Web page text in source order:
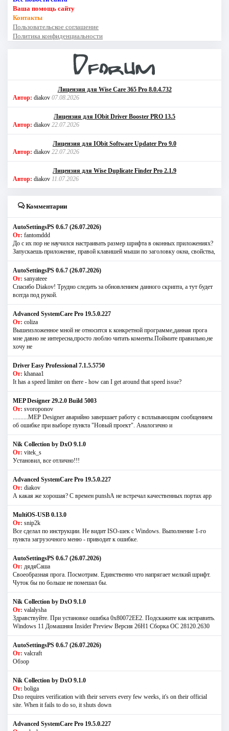
Ваша помощь сайту
Контакты
Пользовательское соглашение
Политика конфиденциальности
Лицензия для Wise Care 365 Pro 8.0.4.732
Автор: diakov 07.08.2026
Лицензия для IObit Driver Booster PRO 13.5
Автор: diakov 22.07.2026
Лицензия для IObit Software Updater Pro 9.0
Автор: diakov 22.07.2026
Лицензия для Wise Duplicate Finder Pro 2.1.9
Автор: diakov 11.07.2026
Комментарии
AutoSettingsPS 0.6.7 (26.07.2026)
От: fantomddd
До с их пор не научился настраивать размер шрифта в оконных приложениях?
Запускаешь приложение, правой клавишей мыши по заголовку окна, свойства,
AutoSettingsPS 0.6.7 (26.07.2026)
От: sanyateee
Спасибо Diakov! Трудно следить за обновлением данного скрипта, а тут будет
всегда под рукой.
Advanced SystemCare Pro 19.5.0.227
От: coliza
Вышеизложенное мной не относится к конкретной программе,данная прога
мне давно не интересна,просто люблю читать коменты.Поймите правильно,не
хочу не
Driver Easy Professional 7.1.5.5750
От: khanaa1
It has a speed limiter on there - how can I get around that speed issue?
MEP Designer 29.2.0 Build 5003
От: svoroponov
..........MEP Designer аварийно завершает работу с всплывающим сообщением
об ошибке при выборе пункта "Новый проект". Аналогично и
Nik Collection by DxO 9.1.0
От: vitek_s
Установил, все отлично!!!
Advanced SystemCare Pro 19.5.0.227
От: diakov
А какая же хорошая? С времен punshА не встречал качественных портах app
MultiOS-USB 0.13.0
От: snip2k
Все сделал по инструкции. Не видит ISO-шек с Windows. Выполнение 1-го
пункта загрузочного меню - приводит к ошибке.
AutoSettingsPS 0.6.7 (26.07.2026)
От: дядяСаша
Своеобразная прога. Посмотрим. Единственно что напрягает мелкий шрифт.
Чуток бы по больше не помешал бы.
Nik Collection by DxO 9.1.0
От: valalysha
Здравствуйте. При установке ошибка 0х80072EE2. Подскажите как исправить.
Windows 11 Домашняя Insider Preview Версия 26H1 Сборка ОС 28120.2630
AutoSettingsPS 0.6.7 (26.07.2026)
От: valcraft
Обзор
Nik Collection by DxO 9.1.0
От: boliga
Dxo requires verification with their servers every few weeks, it's on their official
site. When it fails to do so, it shuts down
Advanced SystemCare Pro 19.5.0.227